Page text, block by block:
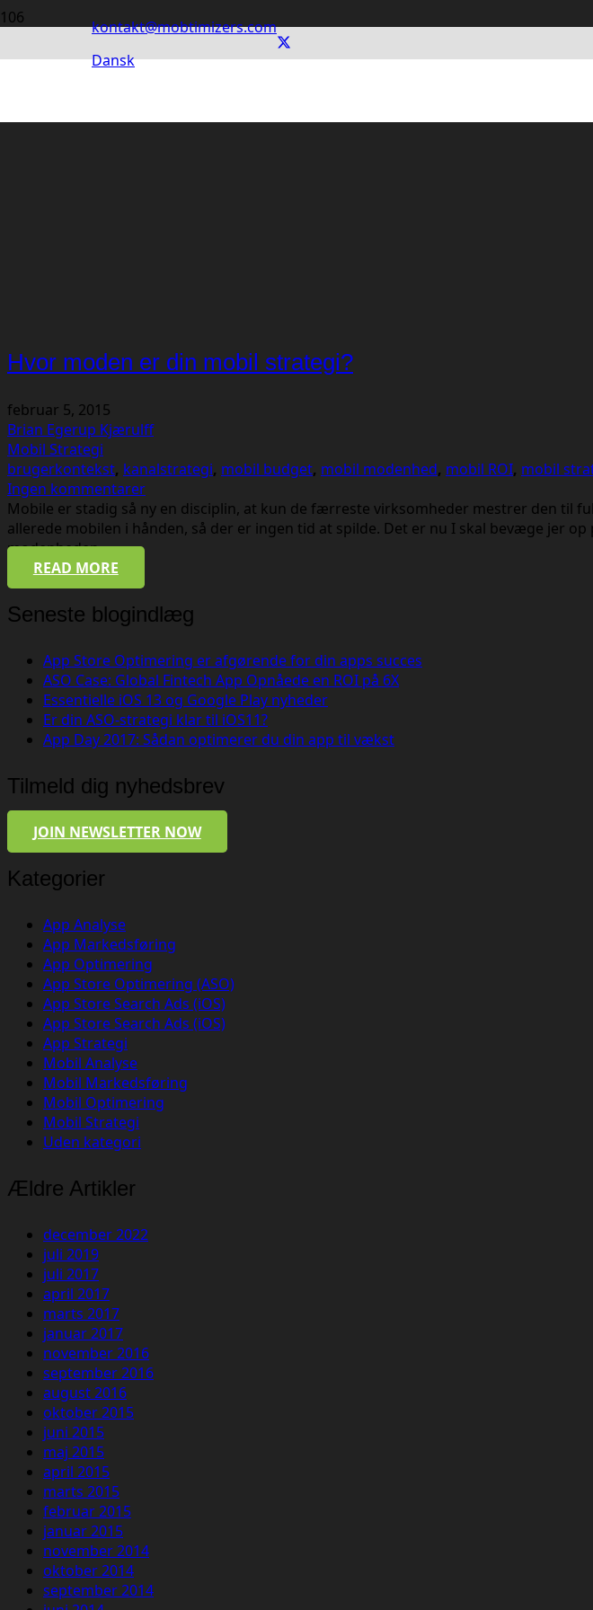
kontakt@mobtimizers.com
Dansk
Hvor moden er din mobil strategi?
februar 5, 2015
Brian Egerup Kjærulff
Mobil Strategi
brugerkontekst, kanalstrategi, mobil budget, mobil modenhed, mobil ROI, mobil
Ingen kommentarer
Mobile er stadig så ny en disciplin, at kun de færreste virksomheder mestrer den til
allerede mobilen i hånden, så der er ingen tid at spilde. Det er nu I skal bevæge jer
modenheden,…
READ MORE
Seneste blogindlæg
App Store Optimering er afgørende for din apps succes
ASO Case: Global Fintech App Opnåede en ROI på 6X
Essentielle iOS 13 og Google Play nyheder
Er din ASO-strategi klar til iOS11?
App Day 2017: Sådan optimerer du din app til vækst
Tilmeld dig nyhedsbrev
JOIN NEWSLETTER NOW
Kategorier
App Analyse
App Markedsføring
App Optimering
App Store Optimering (ASO)
App Store Search Ads (iOS)
App Store Search Ads (iOS)
App Strategi
Mobil Analyse
Mobil Markedsføring
Mobil Optimering
Mobil Strategi
Uden kategori
Ældre Artikler
december 2022
juli 2019
juli 2017
april 2017
marts 2017
januar 2017
november 2016
september 2016
august 2016
oktober 2015
juni 2015
maj 2015
april 2015
marts 2015
februar 2015
januar 2015
november 2014
oktober 2014
september 2014